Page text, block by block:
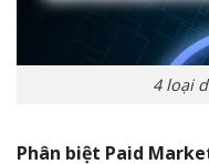
4 loại
Phân biệt Paid